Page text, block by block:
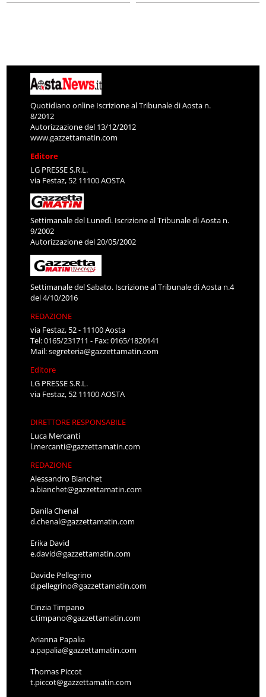
Quotidiano online Iscrizione al Tribunale di Aosta n.
8/2012
Autorizzazione del 13/12/2012
www.gazzettamatin.com
Editore
LG PRESSE S.R.L.
via Festaz, 52 11100 AOSTA
Settimanale del Lunedì. Iscrizione al Tribunale di Aosta n.
9/2002
Autorizzazione del 20/05/2002
Settimanale del Sabato. Iscrizione al Tribunale di Aosta n.4
del 4/10/2016
REDAZIONE
via Festaz, 52 - 11100 Aosta
Tel: 0165/231711 - Fax: 0165/1820141
Mail:segreteria@gazzettamatin.com
Editore
LG PRESSE S.R.L.
via Festaz, 52 11100 AOSTA
DIRETTORE RESPONSABILE
Luca Mercanti
l.mercanti@gazzettamatin.com
REDAZIONE
Alessandro Bianchet
a.bianchet@gazzettamatin.com
Danila Chenal
d.chenal@gazzettamatin.com
Erika David
e.david@gazzettamatin.com
Davide Pellegrino
d.pellegrino@gazzettamatin.com
Cinzia Timpano
c.timpano@gazzettamatin.com
Arianna Papalia
a.papalia@gazzettamatin.com
Thomas Piccot
t.piccot@gazzettamatin.com